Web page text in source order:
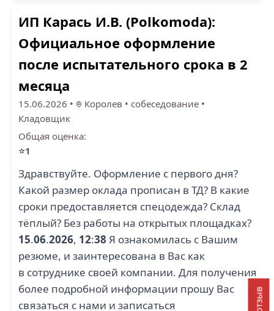
ИП Карась И.В. (Polkomoda):
Официальное оформление
после испытательного срока в 2
месяца
15.06.2026 • Королев • собеседование •
Кладовщик
Общая оценка:
⭐1
Здравствуйте. Оформление с первого дня?
Какой размер оклада прописан в ТД? В какие
сроки предоставляется спецодежда? Склад
тёплый? Без работы на открытых площадках?
15.06.2026, 12:38 Я ознакомилась с Вашим
резюме, и заинтересована в Вас как
в сотруднике своей компании. Для получения
более подробной информации прошу Вас
связаться с нами и записаться